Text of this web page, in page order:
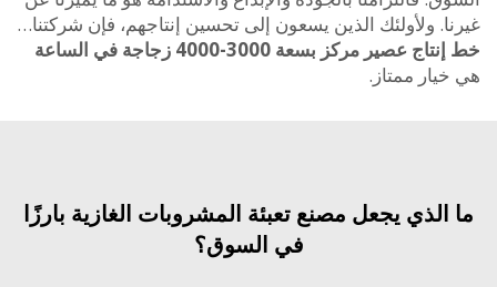
ولأولئك الذين يسعون إلى تحسين إنتاجهم، فإن شركتنا…
مركز بسعة 3000-4000 زجاجة في الساعة
ممتاز.
يجعل مصنع تعبئة المشروبات الغازية بارزًا
في السوق؟